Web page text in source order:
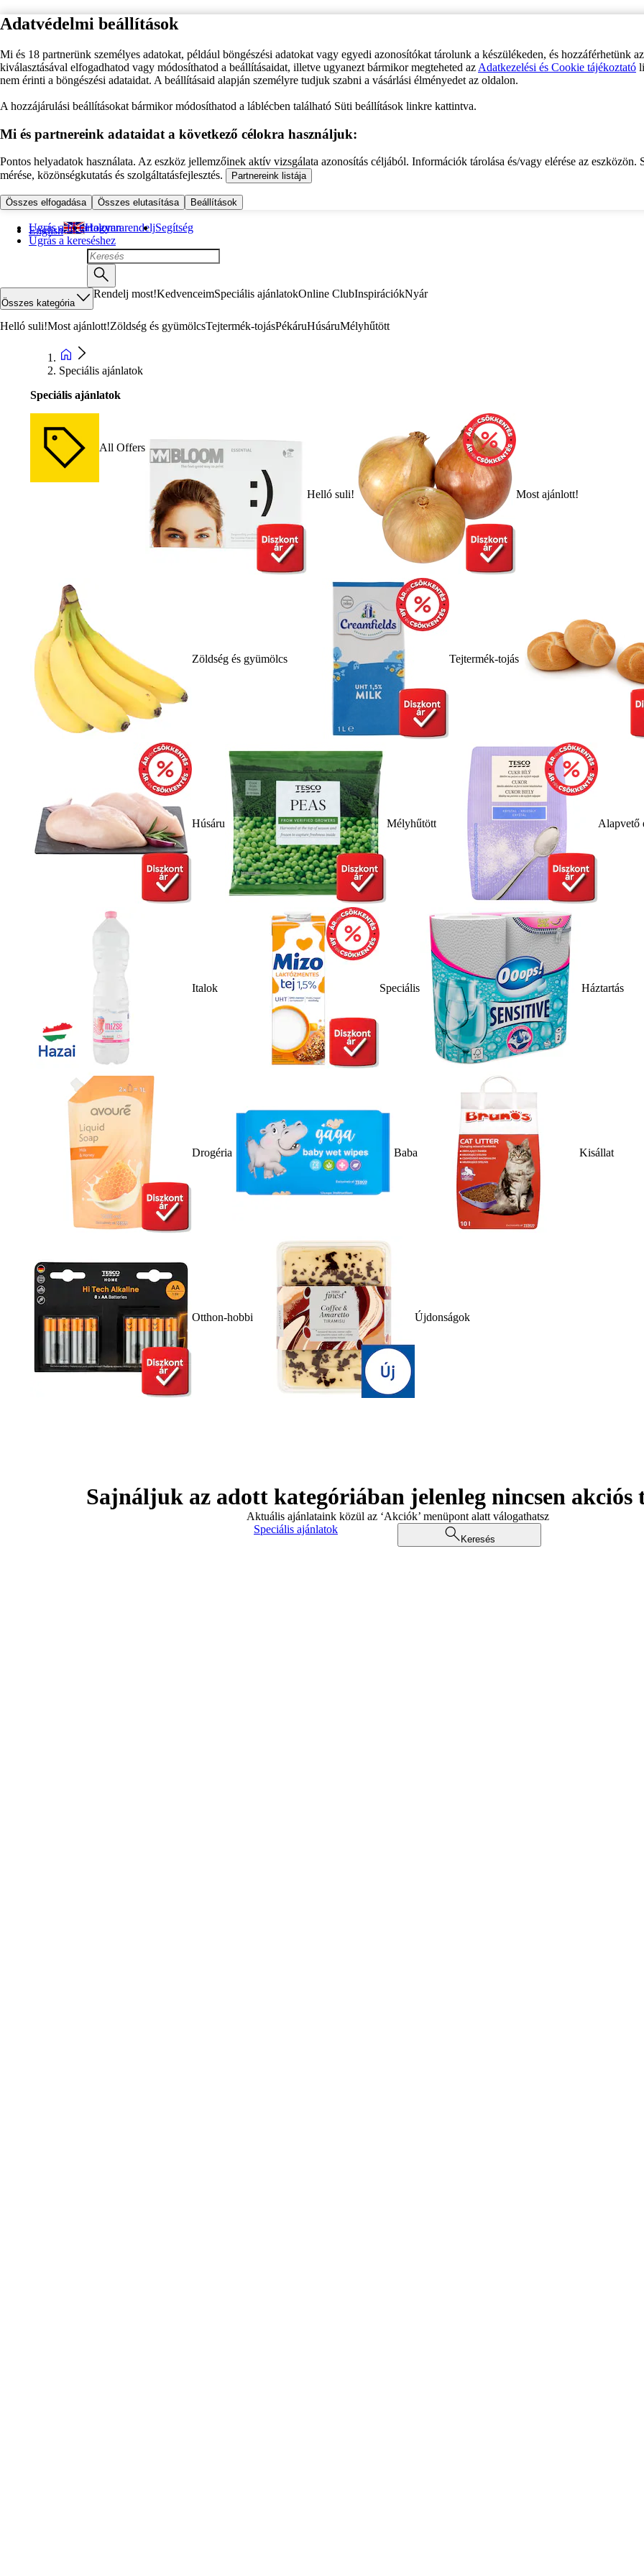
Adatvédelmi beállítások
Mi és 18 partnerünk személyes adatokat, például böngészési adatokat vagy egyedi azonosítókat tárolunk a készülékeden, és hozzáférhetünk
kiválasztásával elfogadhatod vagy módosíthatod a beállításaidat, illetve ugyanezt bármikor megteheted az Adatkezelési és Cookie tájékoztató
nem érinti a böngészési adataidat. A beállításaid alapján személyre tudjuk szabni a vásárlási élményedet az oldalon.
A hozzájárulási beállításokat bármikor módosíthatod a láblécben található Süti beállítások linkre kattintva.
Mi és partnereink adataidat a következő célokra használjuk:
Pontos helyadatok használata. Az eszköz jellemzőinek aktív vizsgálata azonosítás céljából. Információk tárolása és/vagy elérése az eszközön.
mérése, közönségkutatás és szolgáltatásfejlesztés.
Partnereink listája
Összes elfogadása Összes elutasítása Beállítások
Ugrás a fő tartalomra
Ugrás a kereséshez
English Hogyan rendeljSegítség
Összes kategória
Rendelj most!KedvenceimSpeciális ajánlatokOnline ClubInspirációkNyár
Helló suli!Most ajánlott!Zöldség és gyümölcsTejtermék-tojásPékáruHúsáruMélyhűtött
Speciális ajánlatok
Speciális ajánlatok
All Offers
Helló suli! Most ajánlott!
Zöldség és gyümölcs Tejtermék-tojás
Húsáru Mélyhűtött Alapvető
Italok Speciális Háztartás
Drogéria Baba Kisállat
Otthon-hobbi Újdonságok
Sajnáljuk az adott kategóriában jelenleg nincsen akciós
Aktuális ajánlataink közül az ‘Akciók’ menüpont alatt válogathatsz
Speciális ajánlatok
Keresés